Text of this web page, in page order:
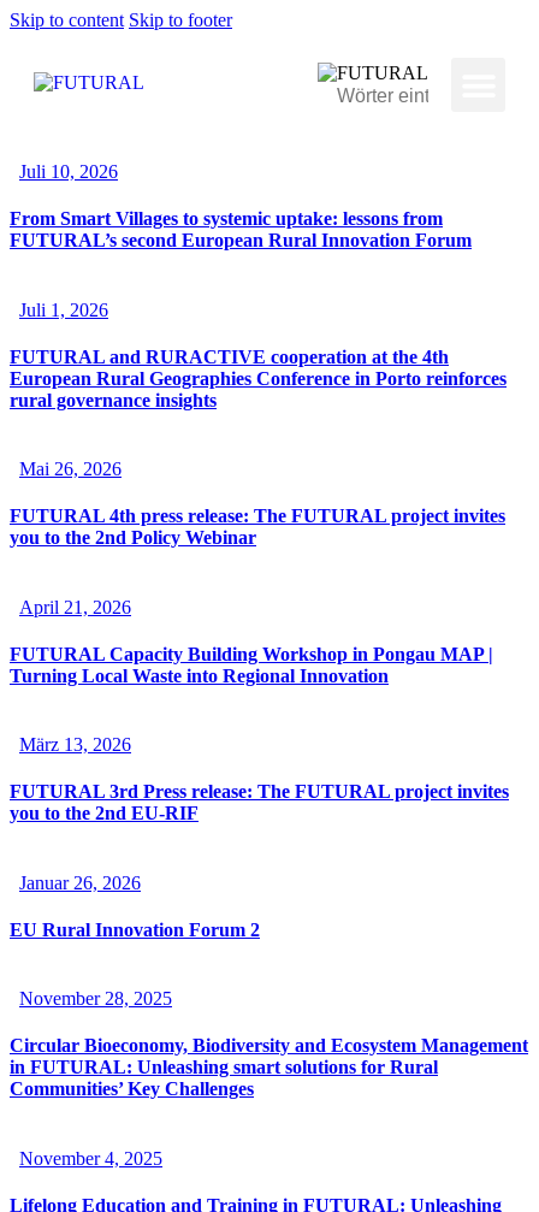
Skip to content Skip to footer
Juli 10, 2026
From Smart Villages to systemic uptake: lessons from
FUTURAL’s second European Rural Innovation Forum
Juli 1, 2026
FUTURAL and RURACTIVE cooperation at the 4th
European Rural Geographies Conference in Porto reinforces
rural governance insights
Mai 26, 2026
FUTURAL 4th press release: The FUTURAL project invites
you to the 2nd Policy Webinar
April 21, 2026
FUTURAL Capacity Building Workshop in Pongau MAP |
Turning Local Waste into Regional Innovation
März 13, 2026
FUTURAL 3rd Press release: The FUTURAL project invites
you to the 2nd EU-RIF
Januar 26, 2026
EU Rural Innovation Forum 2
November 28, 2025
Circular Bioeconomy, Biodiversity and Ecosystem Management
in FUTURAL: Unleashing smart solutions for Rural
Communities’ Key Challenges
November 4, 2025
Lifelong Education and Training in FUTURAL: Unleashing